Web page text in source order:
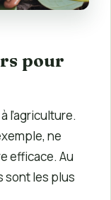
pour
l’agriculture.
ne
efficace. Au
sont les plus